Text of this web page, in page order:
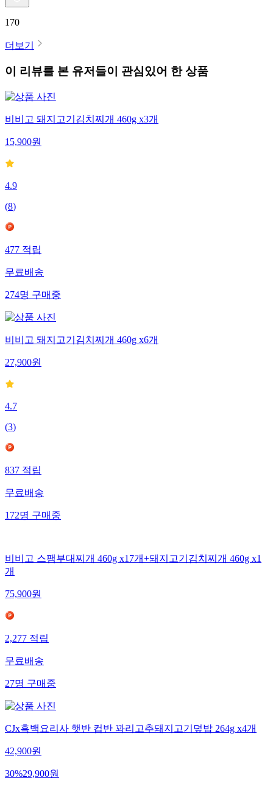
170
더보기
이 리뷰를 본 유저들이 관심있어 한 상품
비비고 돼지고기김치찌개 460g x3개
15,900원
4.9
(8)
477 적립
무료배송
274명 구매중
비비고 돼지고기김치찌개 460g x6개
27,900원
4.7
(3)
837 적립
무료배송
172명 구매중
비비고 스팸부대찌개 460g x17개+돼지고기김치찌개 460g x1
개
75,900원
2,277 적립
무료배송
27명 구매중
CJx흑백요리사 햇반 컵반 꽈리고추돼지고기덮밥 264g x4개
42,900원
30%29,900원